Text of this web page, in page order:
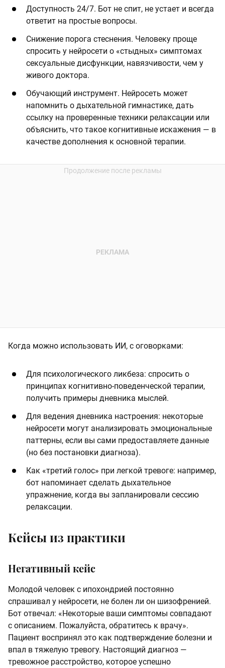
Доступность 24/7. Бот не спит, не устает и всегда
ответит на простые вопросы.
Снижение порога стеснения. Человеку проще
спросить у нейросети о «стыдных» симптомах
сексуальные дисфункции, навязчивости, чем у
живого доктора.
Обучающий инструмент. Нейросеть может
напомнить о дыхательной гимнастике, дать
ссылку на проверенные техники релаксации или
объяснить, что такое когнитивные искажения — в
качестве дополнения к основной терапии.
Когда можно использовать ИИ, с оговорками:
Для психологического ликбеза: спросить о
принципах когнитивно-поведенческой терапии,
получить примеры дневника мыслей.
Для ведения дневника настроения: некоторые
нейросети могут анализировать эмоциональные
паттерны, если вы сами предоставляете данные
(но без постановки диагноза).
Как «третий голос» при легкой тревоге: например,
бот напоминает сделать дыхательное
упражнение, когда вы запланировали сессию
релаксации.
Кейсы из практики
Негативный кейс
Молодой человек с ипохондрией постоянно
спрашивал у нейросети, не болен ли он шизофренией.
Бот отвечал: «Некоторые ваши симптомы совпадают
с описанием. Пожалуйста, обратитесь к врачу».
Пациент воспринял это как подтверждение болезни и
впал в тяжелую тревогу. Настоящий диагноз —
тревожное расстройство, которое успешно